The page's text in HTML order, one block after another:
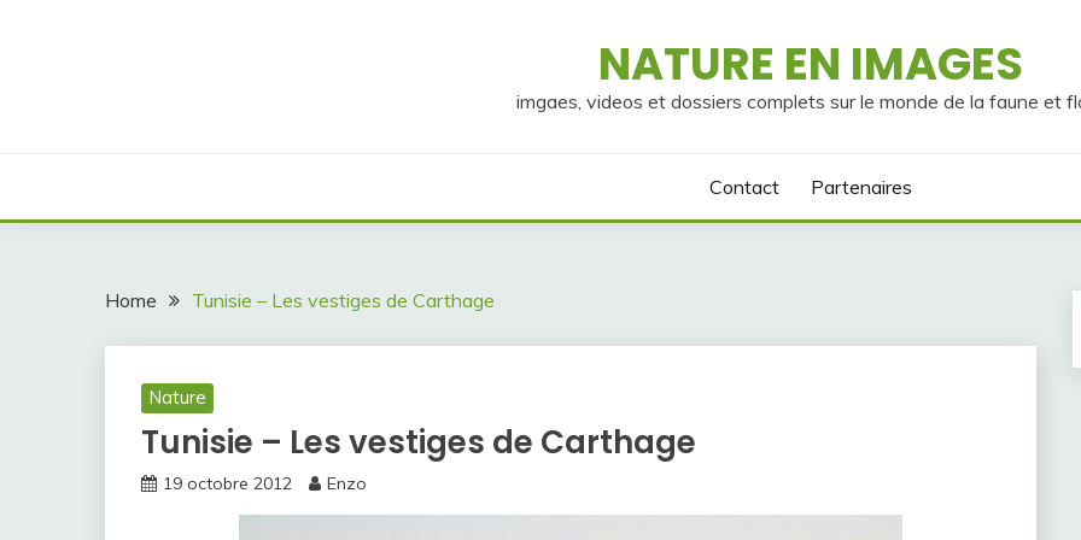
NATURE EN IMAGES
imgaes, videos et dossiers complets sur le monde de la faune et
Contact Partenaires
Home Tunisie – Les vestiges de Carthage
Nature
Tunisie – Les vestiges de Carthage
19 octobre 2012 Enzo